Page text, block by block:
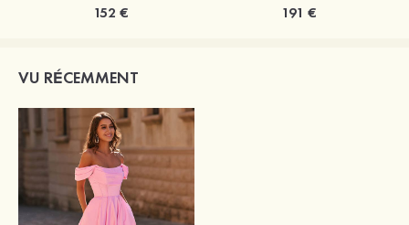
152 € 191 €
VU RÉCEMMENT